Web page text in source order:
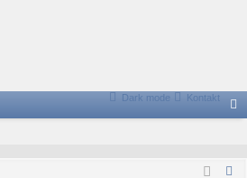
Dark mode Kontakt